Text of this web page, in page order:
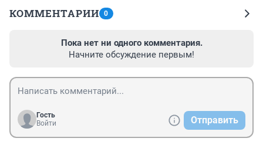
КОММЕНТАРИИ 0
Пока нет ни одного комментария.
Начните обсуждение первым!
Гость
Войти
Отправить